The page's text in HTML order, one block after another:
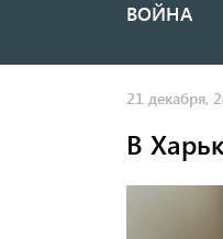
ВОЙНА
21 декабря,
В